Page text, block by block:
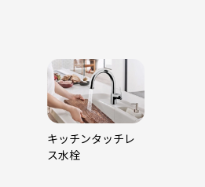
キッチンタッチレ
ス水栓